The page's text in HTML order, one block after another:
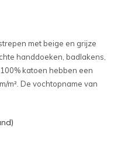
met beige en grijze
handdoeken, badlakens,
katoen hebben een
m². De vochtopname van